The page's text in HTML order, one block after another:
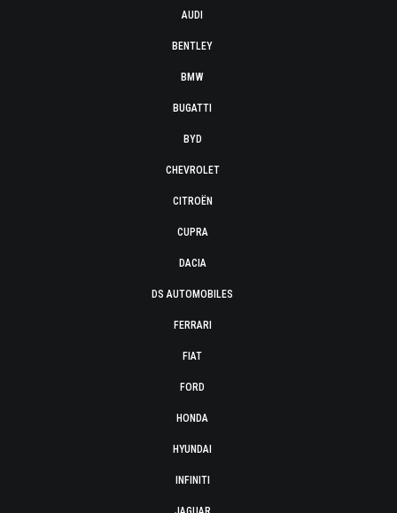
AUDI
BENTLEY
BMW
BUGATTI
BYD
CHEVROLET
CITROËN
CUPRA
DACIA
DS AUTOMOBILES
FERRARI
FIAT
FORD
HONDA
HYUNDAI
INFINITI